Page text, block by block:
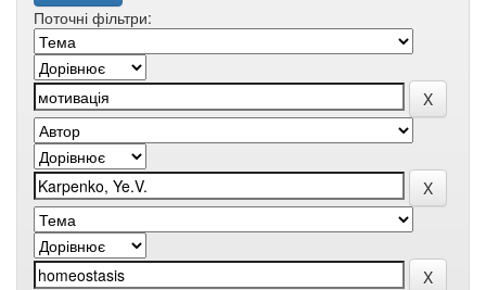
Поточні фільтри: